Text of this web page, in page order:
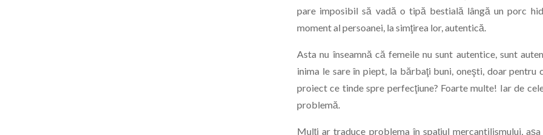
pare imposibil să vadă o tipă bestială lângă un porc
moment al persoanei, la simţirea lor, autentică.
Asta nu înseamnă că femeile nu sunt autentice, sunt
inima le sare în piept, la bărbaţi buni, oneşti, doar
proiect ce tinde spre perfecţiune? Foarte multe! Iar de
problemă.
Mulţi ar traduce problema în spaţiul mercantilismului,